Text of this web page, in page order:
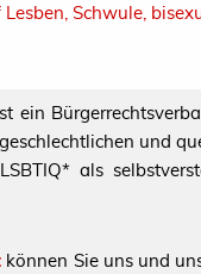
Schwule,
ein
und
als
können Sie uns und